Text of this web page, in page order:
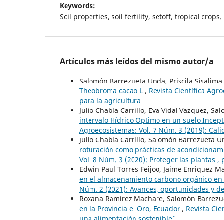
Keywords:
Soil properties, soil fertility, setoff, tropical crops.
Artículos más leídos del mismo autor/a
Salomón Barrezueta Unda, Priscila
Theobroma cacao L , Revista Científica
para la agricultura
Julio Chabla Carrillo, Eva Vidal Vazquez,
intervalo Hídrico Optimo en un suelo
Agroecosistemas: Vol. 7 Núm. 3 (2019):
Julio Chabla Carrillo, Salomón Barrezueta
roturación como prácticas de
Vol. 8 Núm. 3 (2020): Proteger las plantas
Edwin Paul Torres Feijoo, Jaime Enriquez
en el almacenamiento carbono orgánico
Núm. 2 (2021): Avances, oportunidades y
Roxana Ramírez Machare, Salomón
en la Provincia el Oro, Ecuador , Revista
una alimentación sostenible¨